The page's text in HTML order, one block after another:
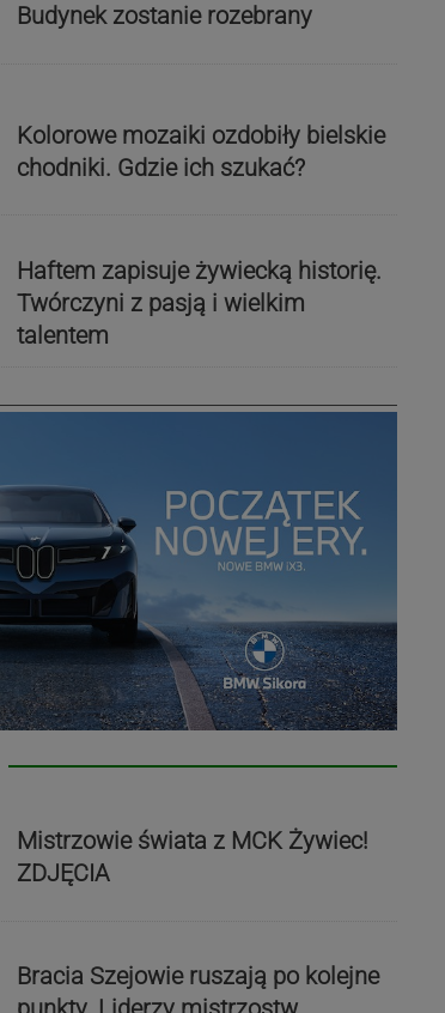
Budynek zostanie rozebrany
Kolorowe mozaiki ozdobiły bielskie
chodniki. Gdzie ich szukać?
Haftem zapisuje żywiecką historię.
Twórczyni z pasją i wielkim
talentem
Mistrzowie świata z MCK Żywiec!
ZDJĘCIA
Bracia Szejowie ruszają po kolejne